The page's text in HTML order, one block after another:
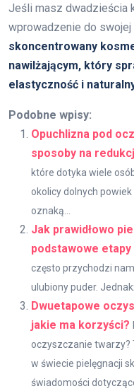
Jeśli masz dwadzieścia
wprowadzenie do swojej
skoncentrowany
nawilżającym, który
elastyczność i
Podobne wpisy:
Opuchlizna pod
sposoby na
które dotyka wiele
okolicy dolnych
oznaką...
Jak prawidłowo
podstawowe etapy
często przychodzi
ulubiony puder.
Dwuetapowe
jakie ma korzyści?
oczyszczanie twarzy?
w świecie pielęgnacji
świadomości